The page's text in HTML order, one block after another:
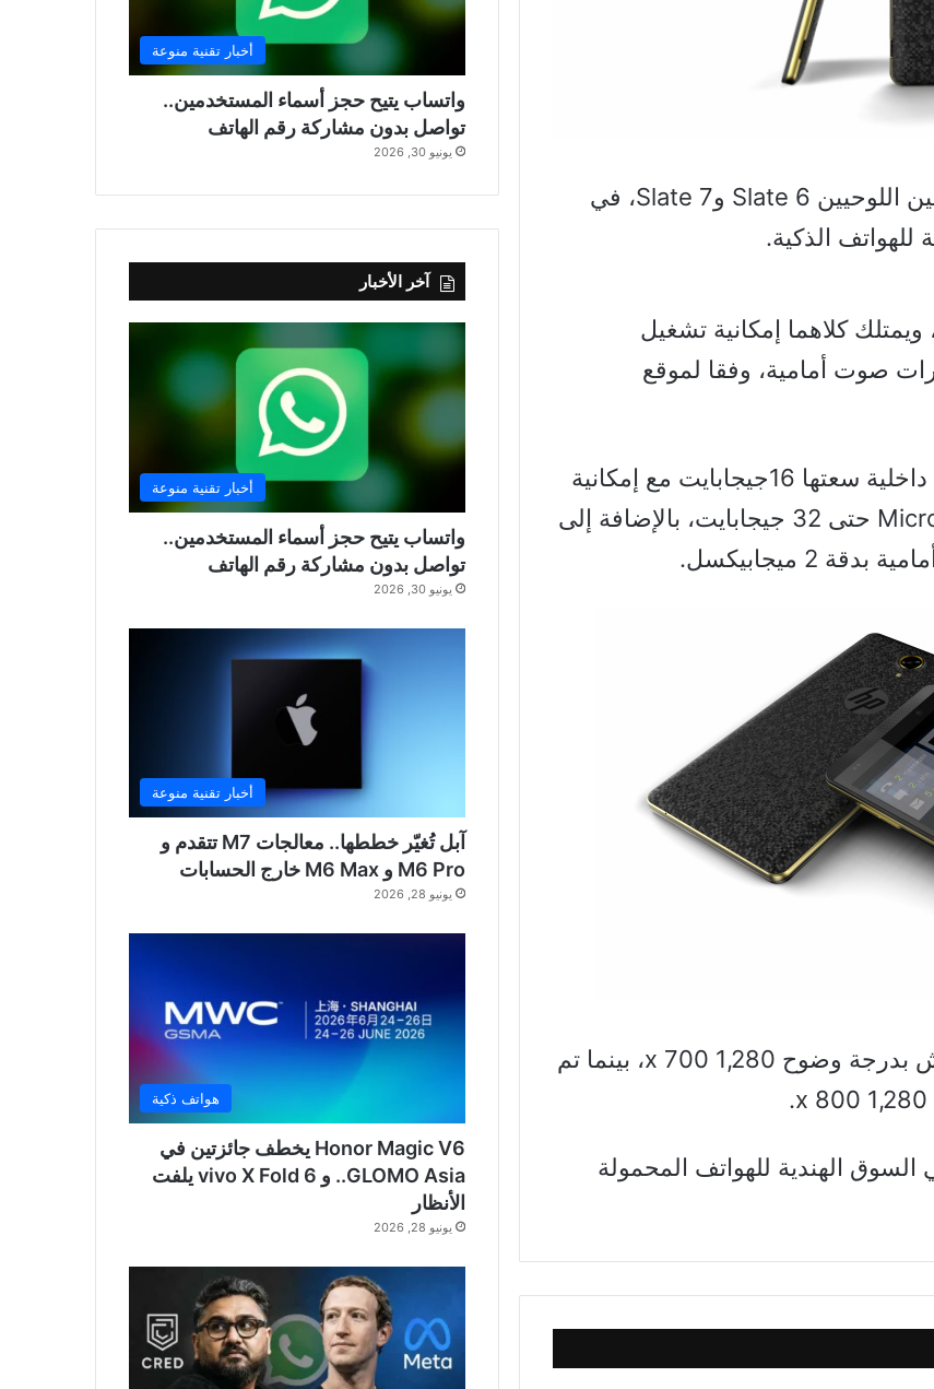
كشفت شركة إتش بي الأمريكية عن الهاتفين اللوحيين Slate 6 وSlate 7، في
للهواتف الذكية.
الهاتفان بنظام تشغيل أندرويد 4.2، ويمتلك كلاهما إمكانية تشغيل
صوت أمامية، وفقا لموقع
وزودت إتش بي كلا الهاتفين بذاكرة تخزين داخلية سعتها 16جيجابايت مع إمكانية
إضافة بطاقات ذاكرة خارجية من نوع MicroSD حتى 32 جيجابايت، بالإضافة إلى
ويمتلك هاتف Slate 6 شاشة قياسها 6 إنش بدرجة وضوح 1,280 x 700، بينما تم
السوق الهندية للهواتف المحمولة
أخبار تقنية منوعة
واتساب يتيح حجز أسماء المستخدمين..
تواصل بدون مشاركة رقم الهاتف
يونيو 30, 2026
آخر الأخبار
أخبار تقنية منوعة
واتساب يتيح حجز أسماء المستخدمين..
تواصل بدون مشاركة رقم الهاتف
يونيو 30, 2026
أخبار تقنية منوعة
آبل تُغيّر خططها.. معالجات M7 تتقدم و
M6 Pro و M6 Max خارج الحسابات
يونيو 28, 2026
هواتف ذكية
Honor Magic V6 يخطف جائزتين في
GLOMO Asia.. و vivo X Fold 6 يلفت
الأنظار
يونيو 28, 2026